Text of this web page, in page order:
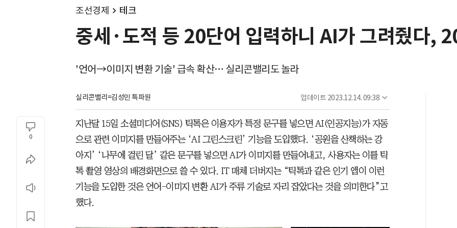
조선경제 테크
중세·도적 등 20단어 입력하니 AI가 그려줬다,
'언어→이미지 변환 기술' 급속 확산… 실리콘밸리도 놀라
실리콘밸리=김성민 특파원 업데이트 2023.12.14. 09:38
0
지난달 15일 소셜미디어(SNS) 틱톡은 이용자가 특정 문구를 넣으면 AI(인공지능)가 자동
으로 관련 이미지를 만들어주는 ‘AI 그린스크린’ 기능을 도입했다. ‘공원을 산책하는 강
아지’ ‘나무에 걸린 달’ 같은 문구를 넣으면 AI가 이미지를 만들어내고, 사용자는 이를 틱
톡 촬영 영상의 배경화면으로 쓸 수 있다. IT 매체 더버지는 “틱톡과 같은 인기 앱이 이런
기능을 도입한 것은 언어-이미지 변환 AI가 주류 기술로 자리 잡았다는 것을 의미한다”고
했다.